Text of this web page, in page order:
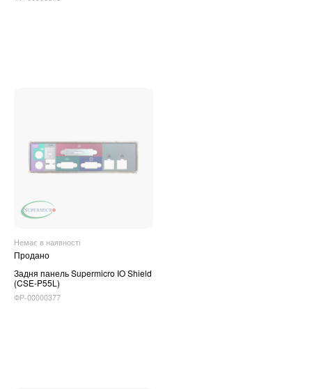
Немає в наявності
Продано
Задня панель Supermicro IO Shield
(CSE-P55L)
ФР-00000377